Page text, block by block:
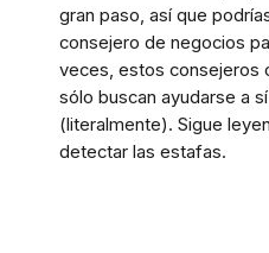
gran paso, así que
consejero de negocios
veces, estos consejeros
sólo buscan ayudarse a
(literalmente). Sigue
detectar las estafas.